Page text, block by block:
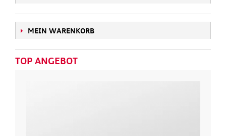
MEIN WARENKORB
TOP ANGEBOT